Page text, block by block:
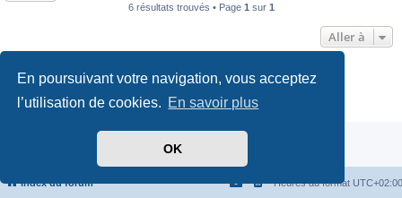
En poursuivant votre navigation, vous acceptez
l’utilisation de cookies. En savoir plus
OK
6 résultats trouvés • Page 1 sur 1
Aller à
Index du forum Heures au format UTC+02:00
Développé par
® Forum Software © phpBB Limited
Traduit par
phpBB-fr.com
Confidentialité|Conditions